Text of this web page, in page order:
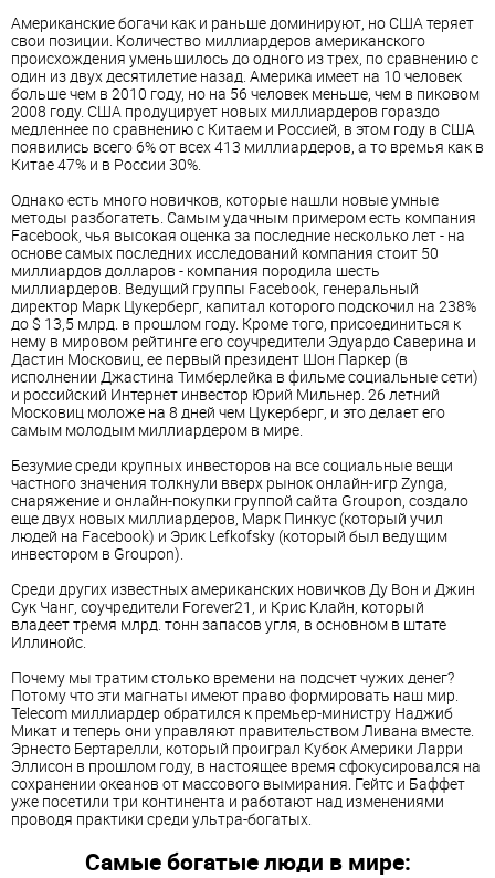
Американские богачи как и раньше доминируют, но США теряет
свои позиции. Количество миллиардеров американского
происхождения уменьшилось до одного из трех, по сравнению с
один из двух десятилетие назад. Америка имеет на 10 человек
больше чем в 2010 году, но на 56 человек меньше, чем в пиковом
2008 году. США продуцирует новых миллиардеров гораздо
медленнее по сравнению с Китаем и Россией, в этом году в США
появились всего 6% от всех 413 миллиардеров, а то времья как в
Китае 47% и в России 30%.
Однако есть много новичков, которые нашли новые умные
методы разбогатеть. Самым удачным примером есть компания
Facebook, чья высокая оценка за последние несколько лет - на
основе самых последних исследований компания стоит 50
миллиардов долларов - компания породила шесть
миллиардеров. Ведущий группы Facebook, генеральный
директор Марк Цукерберг, капитал которого подскочил на 238%
до $ 13,5 млрд. в прошлом году. Кроме того, присоединиться к
нему в мировом рейтинге его соучредители Эдуардо Саверина и
Дастин Московиц, ее первый президент Шон Паркер (в
исполнении Джастина Тимберлейка в фильме социальные сети)
и российский Интернет инвестор Юрий Мильнер. 26 летний
Московиц моложе на 8 дней чем Цукерберг, и это делает его
самым молодым миллиардером в мире.
Безумие среди крупных инвесторов на все социальные вещи
частного значения толкнули вверх рынок онлайн-игр Zynga,
снаряжение и онлайн-покупки группой сайта Groupon, создало
еще двух новых миллиардеров, Марк Пинкус (который учил
людей на Facebook) и Эрик Lefkofsky (который был ведущим
инвестором в Groupon).
Среди других известных американских новичков Ду Вон и Джин
Сук Чанг, соучредители Forever21, и Крис Клайн, который
владеет тремя млрд. тонн запасов угля, в основном в штате
Иллинойс.
Почему мы тратим столько времени на подсчет чужих денег?
Потому что эти магнаты имеют право формировать наш мир.
Telecom миллиардер обратился к премьер-министру Наджиб
Микат и теперь они управляют правительством Ливана вместе.
Эрнесто Бертарелли, который проиграл Кубок Америки Ларри
Эллисон в прошлом году, в настоящее время сфокусировался на
сохранении океанов от массового вымирания. Гейтс и Баффет
уже посетили три континента и работают над изменениями
проводя практики среди ультра-богатых.
Самые богатые люди в мире: